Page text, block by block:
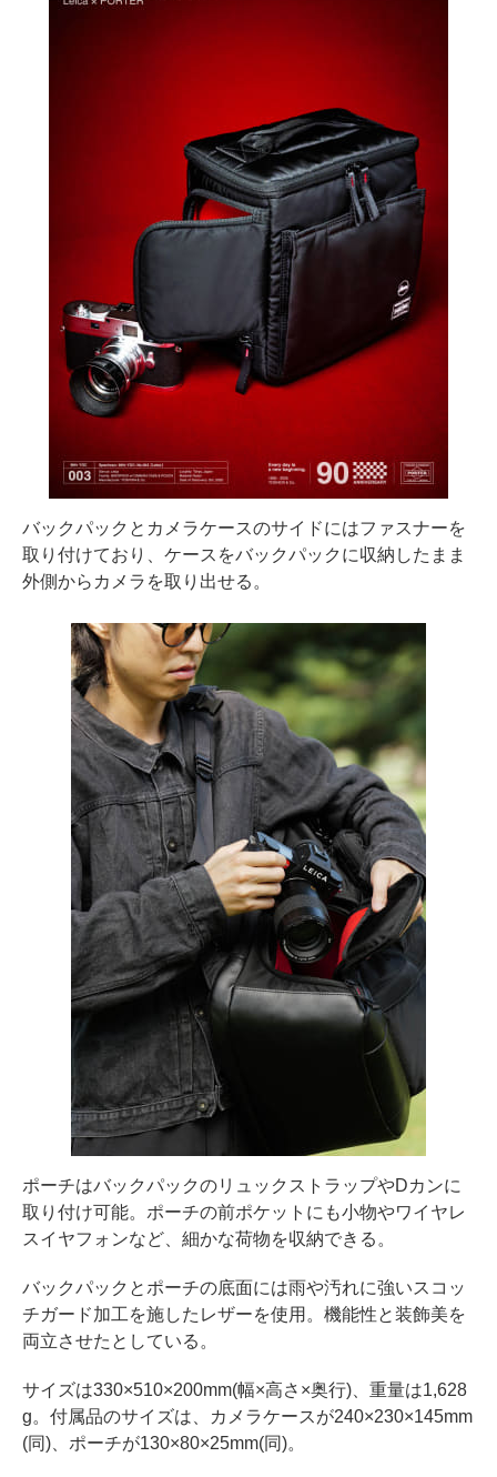
バックパックとカメラケースのサイドにはファスナーを
取り付けており、ケースをバックパックに収納したまま
外側からカメラを取り出せる。
ポーチはバックパックのリュックストラップやDカンに
取り付け可能。ポーチの前ポケットにも小物やワイヤレ
スイヤフォンなど、細かな荷物を収納できる。
バックパックとポーチの底面には雨や汚れに強いスコッ
チガード加工を施したレザーを使用。機能性と装飾美を
両立させたとしている。
サイズは330×510×200mm(幅×高さ×奥行)、重量は1,628
g。付属品のサイズは、カメラケースが240×230×145mm
(同)、ポーチが130×80×25mm(同)。